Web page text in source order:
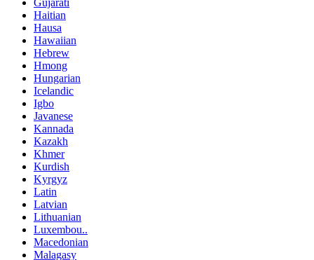
Gujarati
Haitian
Hausa
Hawaiian
Hebrew
Hmong
Hungarian
Icelandic
Igbo
Javanese
Kannada
Kazakh
Khmer
Kurdish
Kyrgyz
Latin
Latvian
Lithuanian
Luxembou..
Macedonian
Malagasy